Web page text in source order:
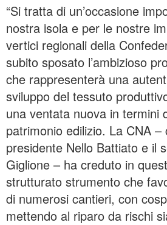
“Si tratta di un’occasione
nostra isola e per le nostre
vertici regionali della
subito sposato l’ambizioso
che rappresenterà una
sviluppo del tessuto
una ventata nuova in termini
patrimonio edilizio. La CNA –
presidente Nello Battiato e il
Giglione – ha creduto in
strutturato strumento che
di numerosi cantieri, con
mettendo al riparo da rischi